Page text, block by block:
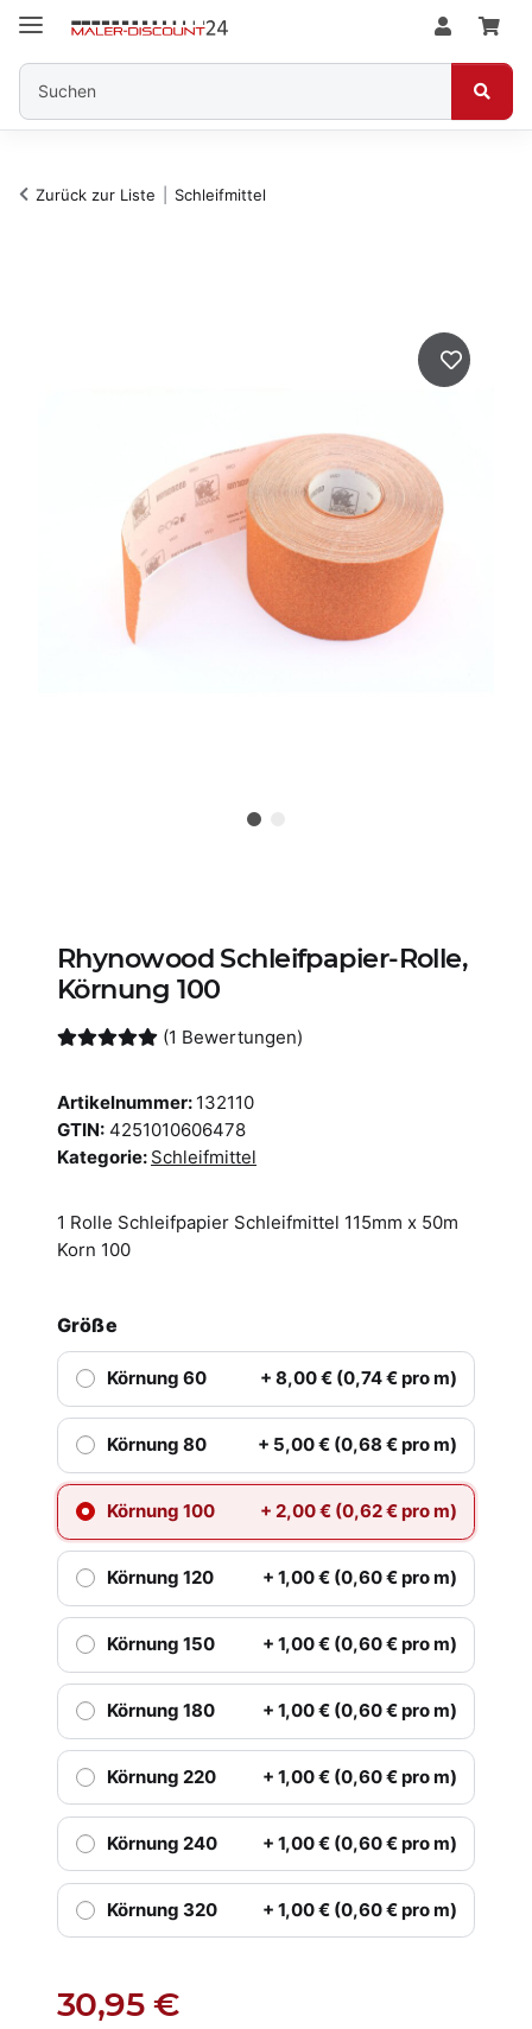
Zurück zur Liste Schleifmittel
Rhynowood Schleifpapier-Rolle,
Körnung 100
(1 Bewertungen)
Artikelnummer: 132110
GTIN: 4251010606478
Kategorie: Schleifmittel
1 Rolle Schleifpapier Schleifmittel 115mm x 50m
Korn 100
Größe
Körnung 60 + 8,00 € (0,74 € pro m)
Körnung 80 + 5,00 € (0,68 € pro m)
Körnung 100 + 2,00 € (0,62 € pro m)
Körnung 120 + 1,00 € (0,60 € pro m)
Körnung 150 + 1,00 € (0,60 € pro m)
Körnung 180 + 1,00 € (0,60 € pro m)
Körnung 220 + 1,00 € (0,60 € pro m)
Körnung 240 + 1,00 € (0,60 € pro m)
Körnung 320 + 1,00 € (0,60 € pro m)
30,95 €